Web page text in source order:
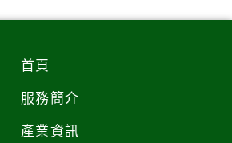
首頁
服務簡介
產業資訊